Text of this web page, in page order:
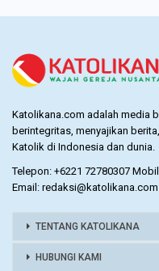
Katolikana.com adalah media
berintegritas, menyajikan
Katolik di Indonesia dan dunia.
Telepon: +6221 72780307
Email: redaksi@katolikana.com
TENTANG KATOLIKANA
HUBUNGI KAMI